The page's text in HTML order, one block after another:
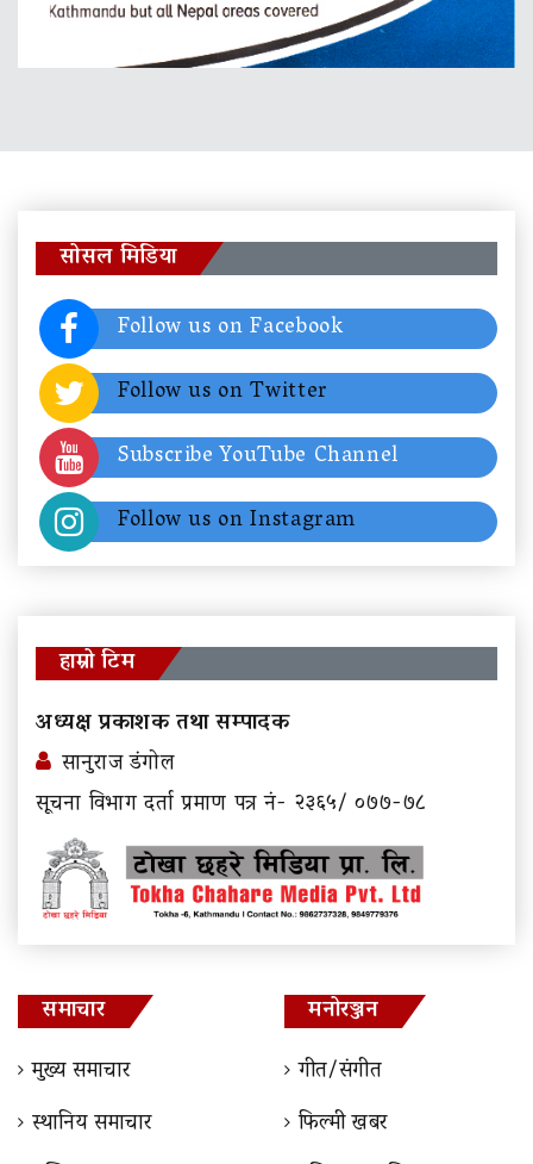
सोसल मिडिया
Follow us on Facebook
Follow us on Twitter
Subscribe YouTube Channel
Follow us on Instagram
हाम्रो टिम
अध्यक्ष प्रकाशक तथा सम्पादक
सानुराज डंगोल
सूचना विभाग दर्ता प्रमाण पत्र नं- २३६५/ ०७७-७८
समाचार
मुख्य समाचार
स्थानिय समाचार
मनोरञ्जन
गीत/संगीत
फिल्मी खबर